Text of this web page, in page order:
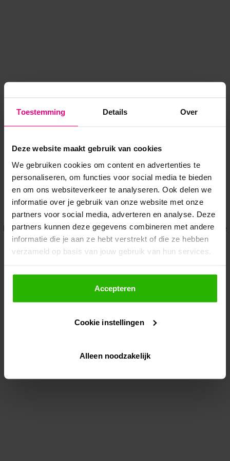
Toestemming Details Over
Deze website maakt gebruik van cookies
We gebruiken cookies om content en advertenties te
personaliseren, om functies voor social media te bieden
en om ons websiteverkeer te analyseren. Ook delen we
informatie over je gebruik van onze website met onze
partners voor social media, adverteren en analyse. Deze
partners kunnen deze gegevens combineren met andere
informatie die je aan ze hebt verstrekt of die ze hebben
verzameld op basis van jouw gebruik van hun services.
Als je op "Accepteer" klikt, dan geef je Voordeeluitjes.nl
toestemming om cookies voor social media en
gepersonaliseerde advertenties te plaatsen.
Lees hier meer over in onsprivacybeleid
Via "Cookie instellingen" kun je ook zelf instellen welke
Accepteren
Cookie instellingen
Alleen noodzakelijk
Application error: a client-side exception has occurred while
loadingwww.voordeeluitjes.nl (see the browser console for more
information).